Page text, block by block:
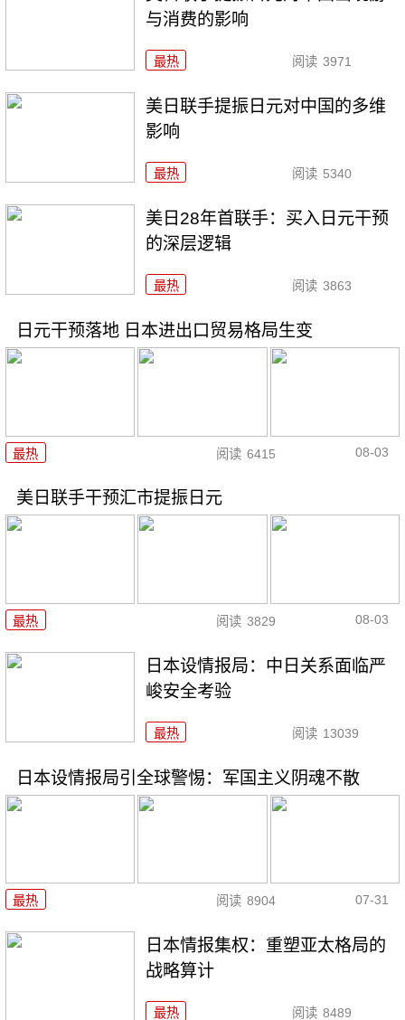
与消费的影响
最热 阅读 3971
美日联手提振日元对中国的多维
影响
最热 阅读 5340
美日28年首联手：买入日元干预
的深层逻辑
最热 阅读 3863
日元干预落地 日本进出口贸易格局生变
最热 阅读 6415 08-03
美日联手干预汇市提振日元
最热 阅读 3829 08-03
日本设情报局：中日关系面临严
峻安全考验
最热 阅读 13039
日本设情报局引全球警惕：军国主义阴魂不散
最热 阅读 8904 07-31
日本情报集权：重塑亚太格局的
战略算计
最热 阅读 8489